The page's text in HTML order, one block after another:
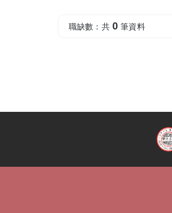
職缺數：共 0 筆資料